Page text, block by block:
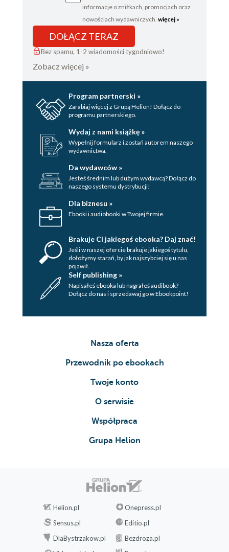
informacje o zniżkach, promocjach oraz
nowościach wydawniczych. więcej »
DOŁĄCZ TERAZ
Bez spamu, 1-2 wiadomości tygodniowo!
Zobacz więcej »
Program partnerski »
Zarabiaj więcej z Grupą Helion! Dołącz do
programu partnerskiego.
Wydaj z nami książkę »
Wypełnij formularz i zostań autorem naszego
wydawnictwa.
Da wydawców »
Jesteś średnim lub dużym wydawcą? Dołącz do
naszego systemu dystrybucji!
Dla biznesu »
Ebooki i audiobooki w Twojej firmie.
Brakuje Ci jakiegoś ebooka? Daj znać!
Jeśli w naszej ofercie brakuje jakiegoś tytulu,
dołożymy starań, by jak najszybciej się u nas
pojawił.
Self publishing »
Napisałeś ebooka lub nagrałeś audibook?
Dołącz do nas i sprzedawaj go w Ebookpoint!
Nasza oferta
Przewodnik po ebookach
Twoje konto
O serwisie
Współpraca
Grupa Helion
Helion.pl
Onepress.pl
Sensus.pl
Editio.pl
DlaBystrzakow.pl
Bezdroza.pl